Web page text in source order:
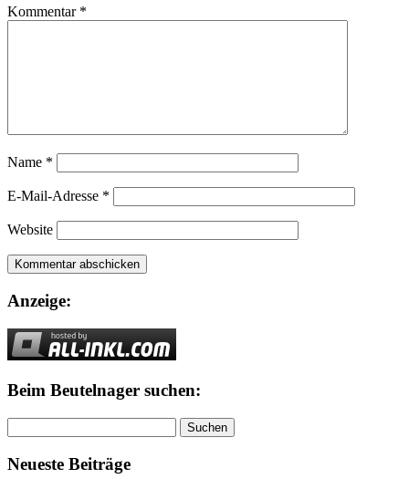
Kommentar *
Name *
E-Mail-Adresse *
Website
Anzeige:
Beim Beutelnager suchen:
nach:
Neueste Beiträge